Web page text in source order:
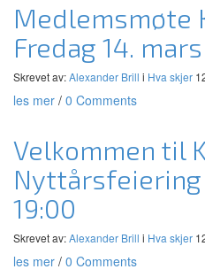
Medlemsmøte
Fredag 14.
Skrevet av:Alexander Brill i Hva skjer
les mer / 0 Comments
Velkommen til
Nyttårsfeiering
19:00
Skrevet av:Alexander Brill i Hva skjer
les mer / 0 Comments